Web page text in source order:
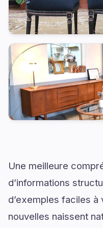
Une meilleure
d’informations
d’exemples faciles à
nouvelles naissent